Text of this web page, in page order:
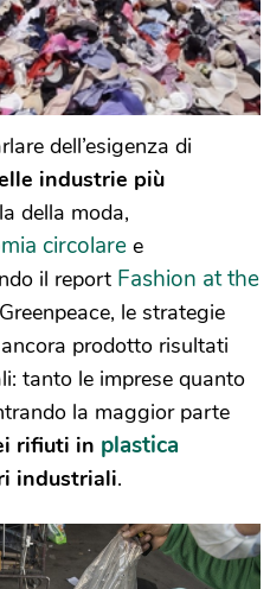
dell’esigenza di
industrie più
della moda,
circolare e
il report Fashion at the
le strategie
prodotto risultati
tanto le imprese quanto
la maggior parte
rifiuti in plastica
industriali.